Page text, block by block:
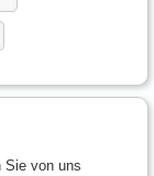
Sie von uns